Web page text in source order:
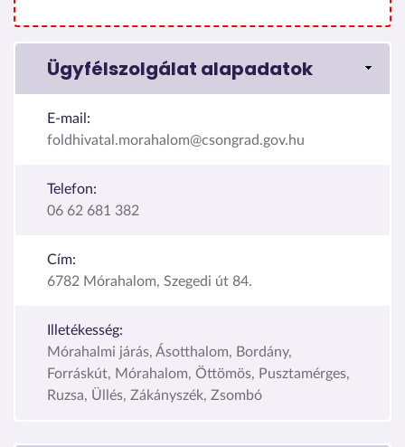
Ügyfélszolgálat alapadatok
E-mail:
foldhivatal.morahalom@csongrad.gov.hu
Telefon:
06 62 681 382
Cím:
6782 Mórahalom, Szegedi út 84.
Illetékesség:
Mórahalmi járás, Ásotthalom, Bordány,
Forráskút, Mórahalom, Öttömös, Pusztamérges,
Ruzsa, Üllés, Zákányszék, Zsombó